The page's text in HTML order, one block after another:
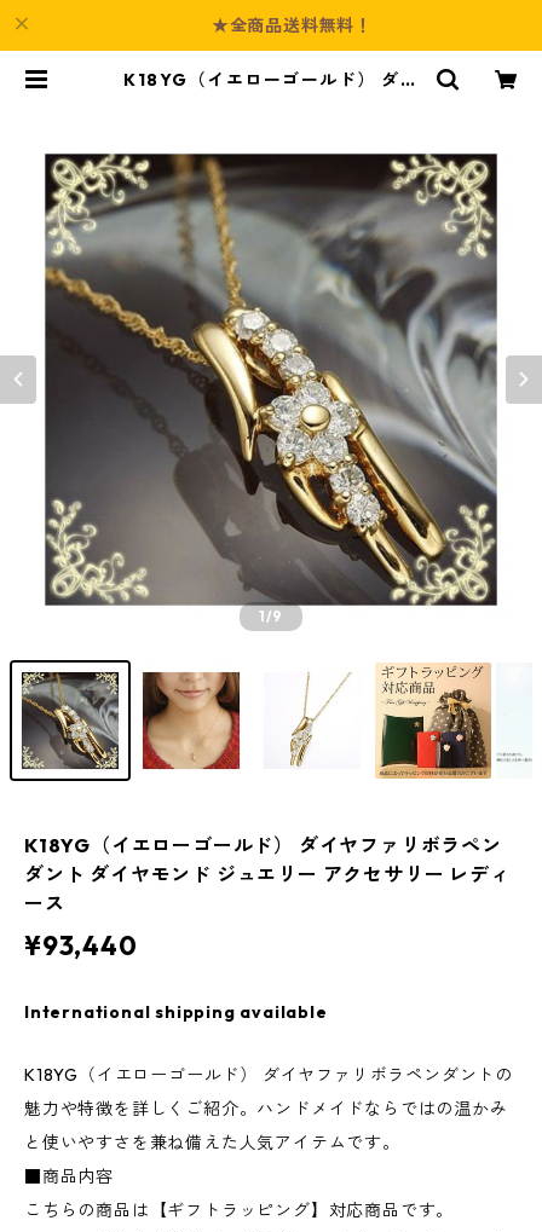
★全商品送料無料！
K18YG（イエローゴールド） ダイ
1/9
K18YG（イエローゴールド） ダイヤファリボラペン
ダント ダイヤモンド ジュエリー アクセサリー レディ
ース
¥93,440
International shipping available
K18YG（イエローゴールド） ダイヤファリボラペンダントの
魅力や特徴を詳しくご紹介。ハンドメイドならではの温かみ
と使いやすさを兼ね備えた人気アイテムです。
■商品内容
こちらの商品は【ギフトラッピング】対応商品です。